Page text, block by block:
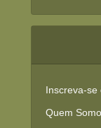
Inscreva-se
Quem